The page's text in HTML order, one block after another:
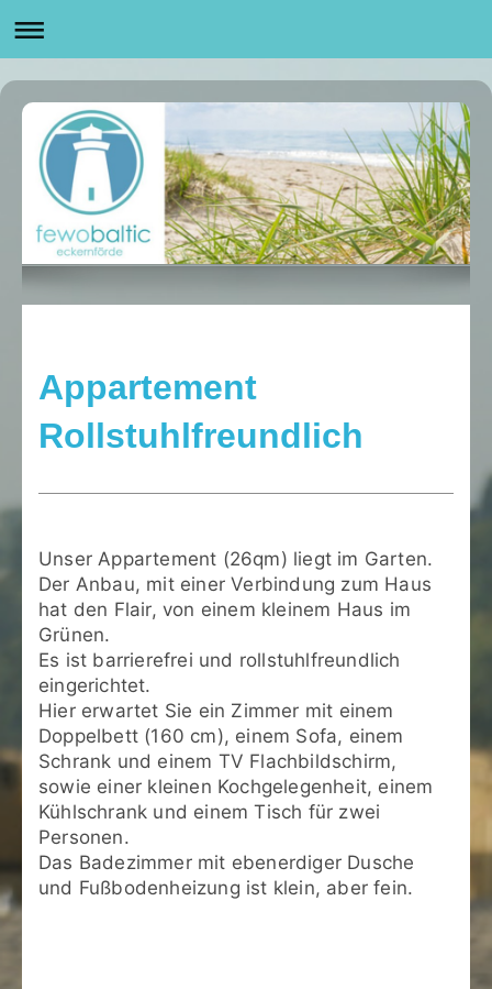
Appartement
Rollstuhlfreundlich
Unser Appartement (26qm) liegt im Garten.
Der Anbau, mit einer Verbindung zum Haus
hat den Flair, von einem kleinem Haus im
Grünen.
Es ist barrierefrei und rollstuhlfreundlich
eingerichtet.
Hier erwartet Sie ein Zimmer mit einem
Doppelbett (160 cm), einem Sofa, einem
Schrank und einem TV Flachbildschirm,
sowie einer kleinen Kochgelegenheit, einem
Kühlschrank und einem Tisch für zwei
Personen.
Das Badezimmer mit ebenerdiger Dusche
und Fußbodenheizung ist klein, aber fein.